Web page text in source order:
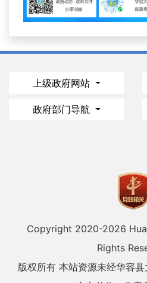
上级政府网站
政府部门导航
Copyright 2020-2026
Rights
版权所有 本站资源未经华容